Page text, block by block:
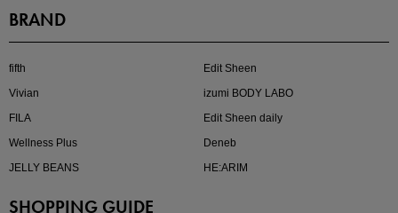
BRAND
fifth
Edit Sheen
Vivian
izumi BODY LABO
FILA
Edit Sheen daily
Wellness Plus
Deneb
JELLY BEANS
HE:ARIM
SHOPPING GUIDE